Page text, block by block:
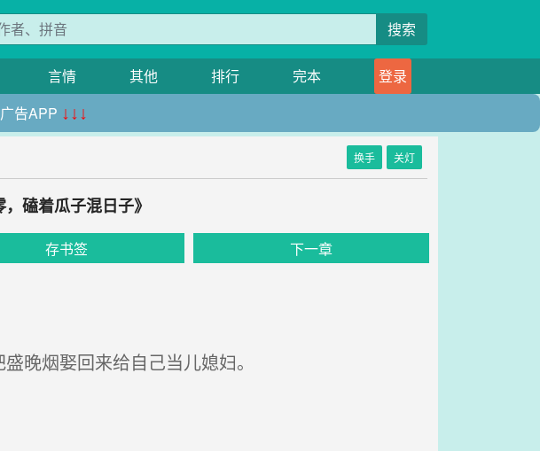
搜索
言情 其他 排行 完本
登录
告APP ↓↓↓
换手 关灯
磕着瓜子混日子》
存书签 下一章
晚烟娶回来给自己当儿媳妇。